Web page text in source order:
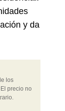
y da
los
precio no